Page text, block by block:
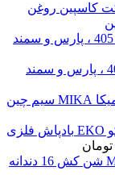
روغن
آچار بکس زیر کمک(سیبک) فشارقوی 405 ، پارس و سمند
سیم چین
بادپاش فلزی
تومان
شن کش 16 دندانه